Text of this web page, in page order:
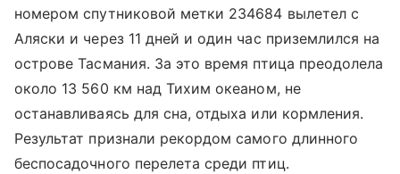
номером спутниковой метки 234684 вылетел с
Аляски и через 11 дней и один час приземлился на
острове Тасмания. За это время птица преодолела
около 13 560 км над Тихим океаном, не
останавливаясь для сна, отдыха или кормления.
Результат признали рекордом самого длинного
беспосадочного перелета среди птиц.